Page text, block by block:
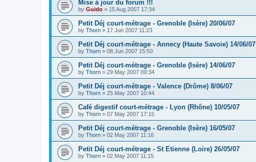
Mise à jour du forum !!!
by Guido » 15 Aug 2007 17:34
Petit Déj court-métrage - Grenoble (Isère) 20/06/07
by Thorn » 17 Jun 2007 11:23
Petit Déj court-métrage - Annecy (Haute Savoie) 14/06/07
by Thorn » 08 Jun 2007 15:50
Petit Déj court-métrage - Grenoble (Isère) 14/06/07
by Thorn » 29 May 2007 09:34
Petit Déj court-métrage - Valence (Drôme) 8/06/07
by Thorn » 25 May 2007 10:44
Café digestif court-métrage - Lyon (Rhône) 10/05/07
by Thorn » 07 May 2007 17:15
Petit Déj court-métrage - Grenoble (Isère) 16/05/07
by Thorn » 02 May 2007 11:16
Petit Déj court-métrage - St Etienne (Loire) 26/05/07
by Thorn » 02 May 2007 11:15